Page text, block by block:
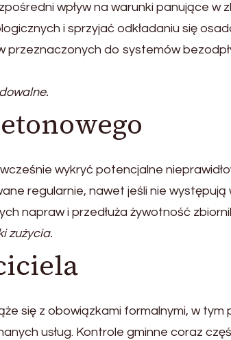
wpływ na warunki panujące
i sprzyjać odkładaniu się
przeznaczonych do systemów
wykryć potencjalne
regularnie, nawet jeśli nie
napraw i przedłuża żywotność
zużycia.
się z obowiązkami formalnymi, w tym
usług. Kontrole gminne coraz